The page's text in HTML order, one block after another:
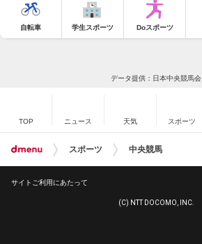
自転車 学生スポーツ Doスポーツ
データ提供：日本中央競馬会
TOP ニュース 天気 スポーツ
スポーツ 中央競馬
サイトご利用にあたって
(C) NTT DOCOMO, INC.